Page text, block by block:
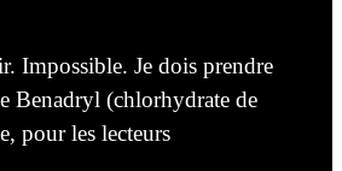
Impossible. Je dois prendre
Benadryl (chlorhydrate de
pour les lecteurs